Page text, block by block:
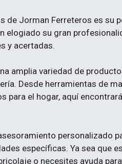
de Jorman Ferreteros es su
elogiado su gran
y acertadas.
amplia variedad de
Desde herramientas de
para el hogar, aquí
personalizado
específicas. Ya sea que
o necesites ayuda